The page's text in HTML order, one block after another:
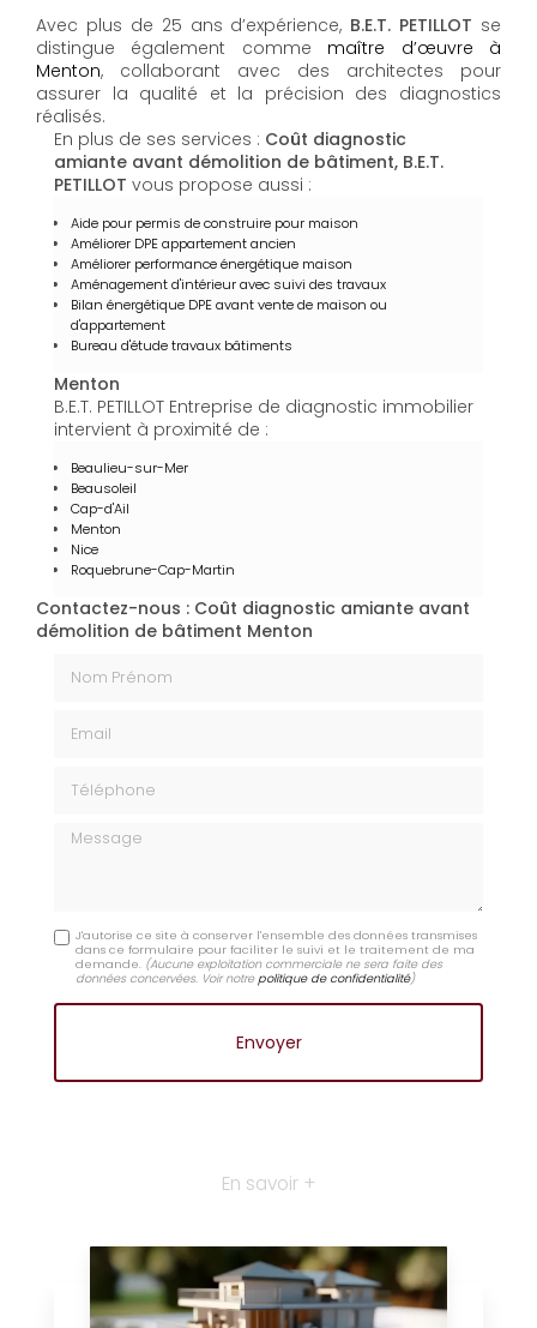
Avec plus de 25 ans d’expérience, B.E.T. PETILLOT se
distingue également comme maître d’œuvre à
Menton, collaborant avec des architectes pour
assurer la qualité et la précision des diagnostics
réalisés.
En plus de ses services : Coût diagnostic
amiante avant démolition de bâtiment, B.E.T.
PETILLOT vous propose aussi :
Aide pour permis de construire pour maison
Améliorer DPE appartement ancien
Améliorer performance énergétique maison
Aménagement d'intérieur avec suivi des travaux
Bilan énergétique DPE avant vente de maison ou
d'appartement
Bureau d'étude travaux bâtiments
Menton
B.E.T. PETILLOT Entreprise de diagnostic immobilier
intervient à proximité de :
Beaulieu-sur-Mer
Beausoleil
Cap-d'Ail
Menton
Nice
Roquebrune-Cap-Martin
Contactez-nous : Coût diagnostic amiante avant
démolition de bâtiment Menton
Message
J'autorise ce site à conserver l'ensemble des données transmises
dans ce formulaire pour faciliter le suivi et le traitement de ma
demande. (Aucune exploitation commerciale ne sera faite des
données concervées. Voir notrepolitique de confidentialité)
En savoir +